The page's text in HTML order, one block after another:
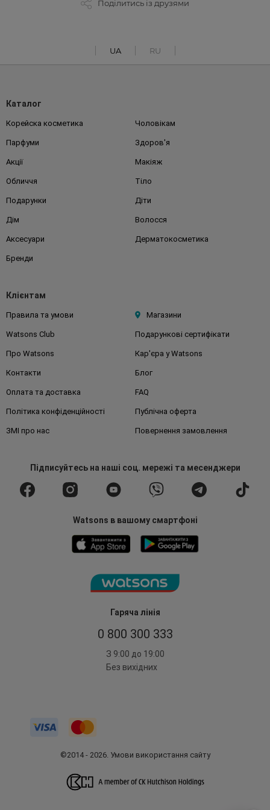
Поділитись із друзями
UA RU
Гаряча лінія
0 800 300 333
З 9:00 до 19:00
Без вихідних
Каталог
Корейска косметика Чоловікам
Парфуми Здоров'я
Акції Макіяж
Обличчя Тіло
Подарунки Діти
Дім Волосся
Аксесуари Дерматокосметика
Бренди
Клієнтам
Правила та умови Магазини
Watsons Club Подарункові сертифікати
Про Watsons Кар'єра у Watsons
Контакти Блог
Оплата та доставка FAQ
Політика конфіденційності Публічна оферта
ЗМІ про нас Повернення замовлення
Підписуйтесьна наші соц. мережі та месенджери
Watsons в вашому смартфоні
©2014 - 2026. Умови використання сайту